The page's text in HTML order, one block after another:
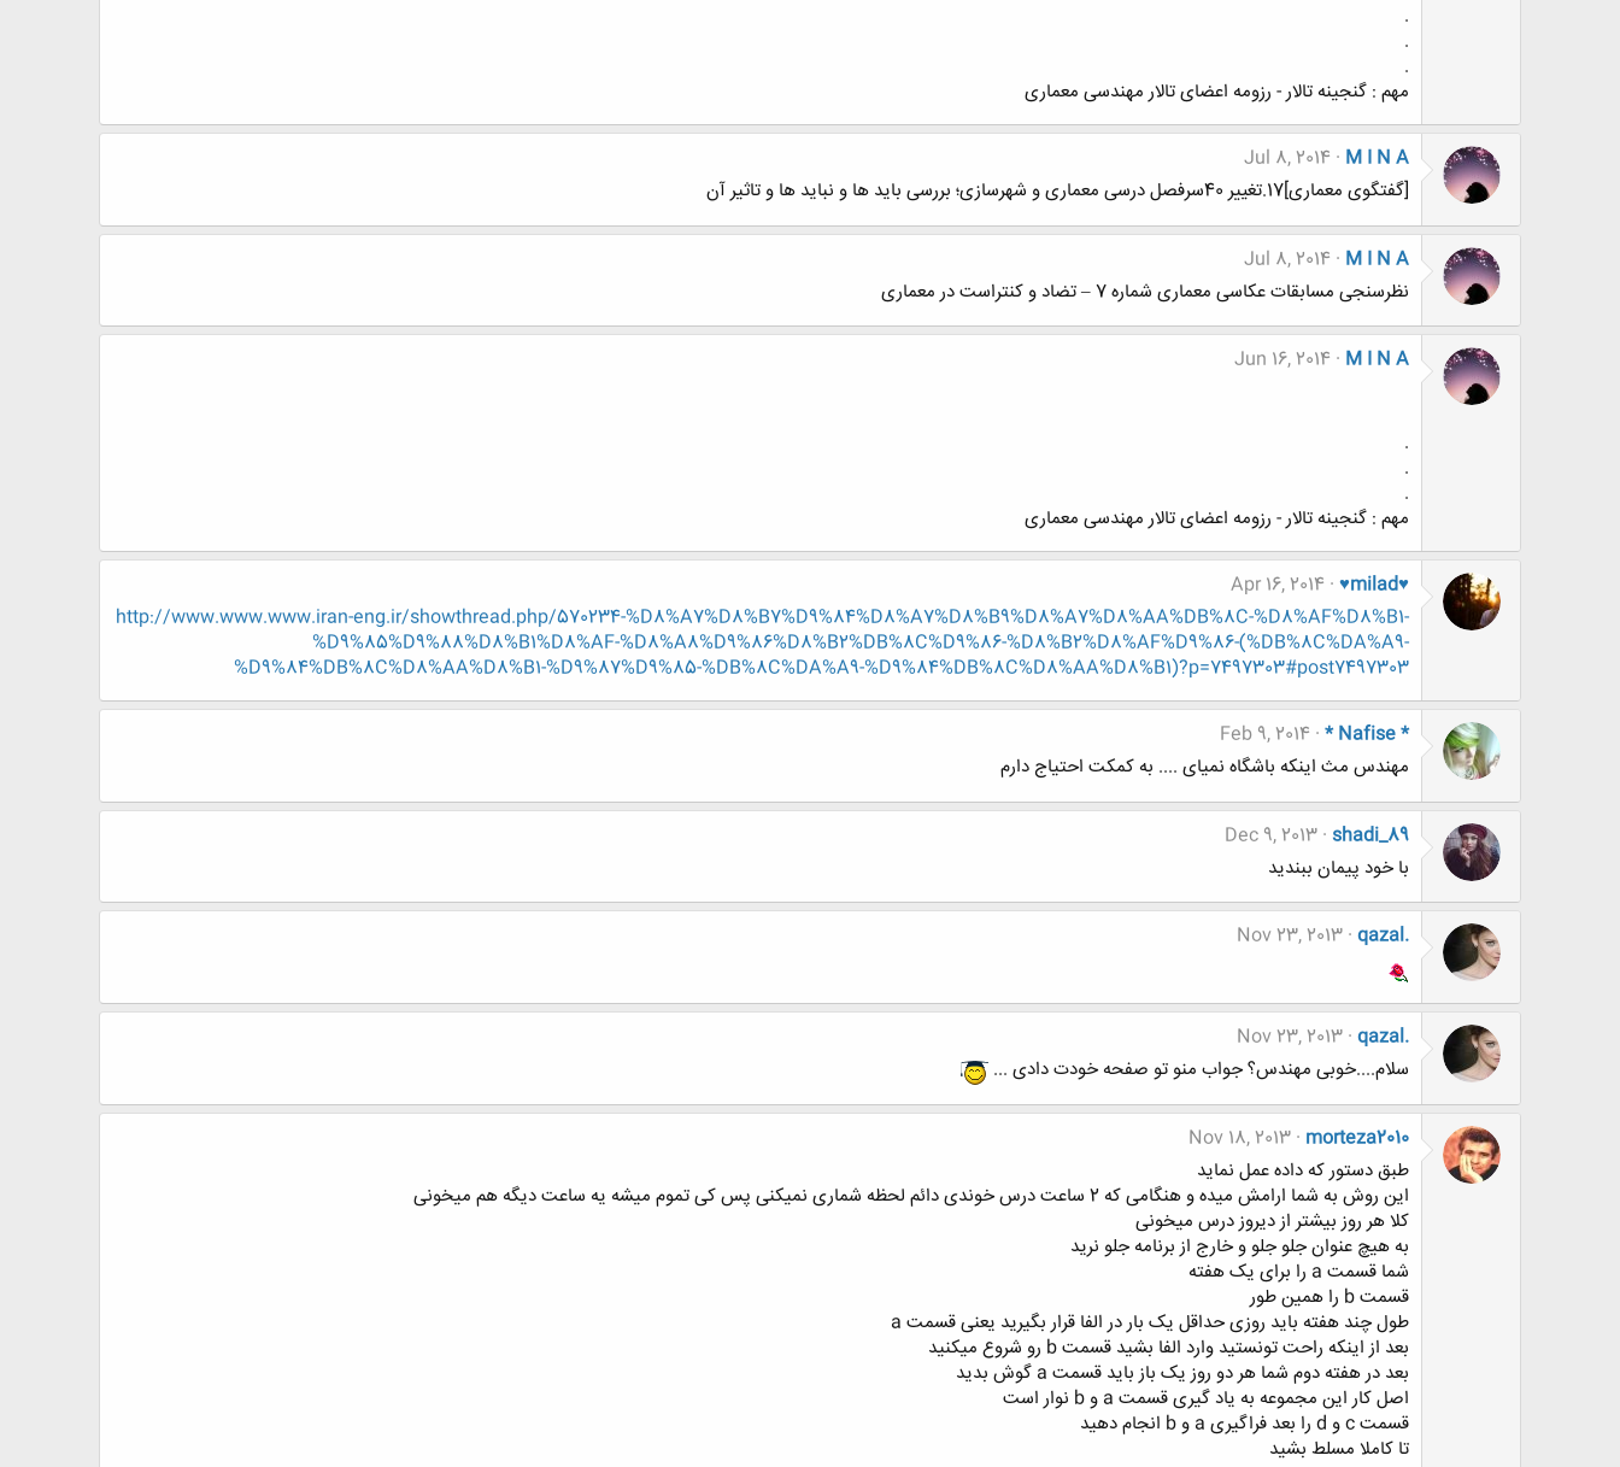
.
.
.
مهم : گنجینه تالار - رزومه اعضای تالار مهندسی معماری
M I N A
Jul 8, 2014
[گفتگوی معماری]17.تغییر 40سرفصل درسی معماری و شهرسازی؛ بررسی باید ها و نباید ها و تاثیر آن
M I N A
Jul 8, 2014
نظرسنجی مسابقات عکاسی معماری شماره 7 – تضاد و کنتراست در معماری
M I N A
Jun 16, 2014
.
.
.
مهم : گنجینه تالار - رزومه اعضای تالار مهندسی معماری
♥milad♥
Apr 16, 2014
http://www.www.www.iran-eng.ir/showthread.php/570234-%D8%A7%D8%B7%D9%84%D8%A7%D8%B9%D8%A7%D8%AA%DB%8C-%D8%AF%D8%B1-
%D9%85%D9%88%D8%B1%D8%AF-%D8%A8%D9%86%D8%B2%DB%8C%D9%86-%D8%B2%D8%AF%D9%86-(%DB%8C%DA%A9-
%D9%84%DB%8C%D8%AA%D8%B1-%D9%87%D9%85-%DB%8C%DA%A9-%D9%84%DB%8C%D8%AA%D8%B1)?p=7497303#post7497303
* Nafise *
Feb 9, 2014
مهندس مث اینکه باشگاه نمیای .... به کمکت احتیاج دارم
shadi_89
Dec 9, 2013
با خود پیمان ببندید
qazal.
Nov 23, 2013
qazal.
Nov 23, 2013
سلام....خوبی مهندس؟ جواب منو تو صفحه خودت دادی ...
morteza2010
Nov 18, 2013
طبق دستور که داده عمل نماید
این روش به شما ارامش میده و هنگامی که 2 ساعت درس خوندی دائم لحظه شماری نمیکنی پس کی تموم میشه یه ساعت دیگه هم میخونی
کلا هر روز بیشتر از دیروز درس میخونی
به هیچ عنوان جلو جلو و خارج از برنامه جلو نرید
شما قسمت a را برای یک هفته
قسمت b را همین طور
طول چند هفته باید روزی حداقل یک بار در الفا قرار بگیرید یعنی قسمت a
بعد از اینکه راحت تونستید وارد الفا بشید قسمت b رو شروع میکنید
بعد در هفته دوم شما هر دو روز یک باز باید قسمت a گوش بدید
اصل کار این مجموعه به یاد گیری قسمت a و b نوار است
قسمت c و d را بعد فراگیری a و b انجام دهید
تا کاملا مسلط بشید